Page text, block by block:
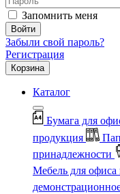
Запомнить меня
Войти
Забыли свой пароль?
Регистрация
Корзина
Каталог
Бумага для
продукция
принадлежности
Мебель для